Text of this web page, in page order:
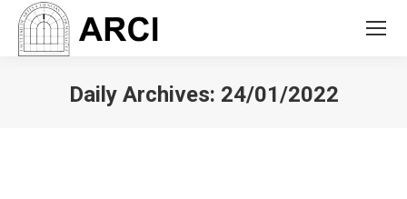
Daily Archives: 24/01/2022